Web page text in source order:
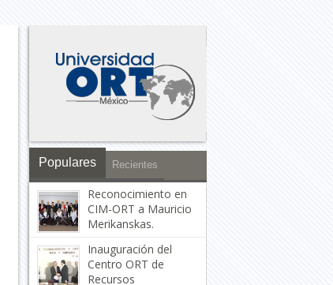
Populares Recientes
Reconocimiento en
CIM-ORT a Mauricio
Merikanskas.
Inauguración del
Centro ORT de
Recursos